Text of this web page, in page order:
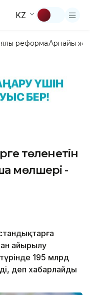
KZ
реформаАрнайы
төленетін
мөлшері -
айырылу
195 млрд
деп хабарлайды